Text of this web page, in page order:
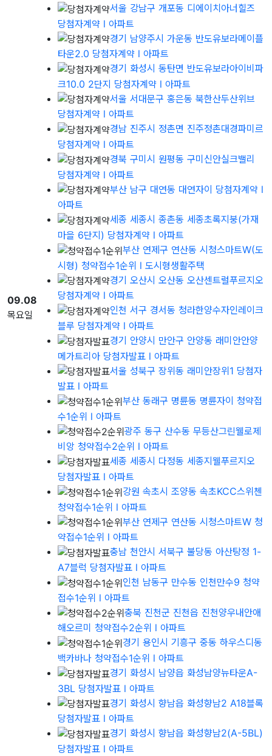
09.08
목요일
서울 강남구 개포동 디에이치아너힐즈
당첨자계약 l 아파트
경기 남양주시 가운동 반도유보라메이플
타운2.0 당첨자계약 l 아파트
경기 화성시 동탄면 반도유보라아이비파
크10.0 2단지 당첨자계약 l 아파트
서울 서대문구 홍은동 북한산두산위브
당첨자계약 l 아파트
경남 진주시 정촌면 진주정촌대경파미르
당첨자계약 l 아파트
경북 구미시 원평동 구미신안실크밸리
당첨자계약 l 아파트
부산 남구 대연동 대연자이 당첨자계약 l
아파트
세종 세종시 종촌동 세종초록지붕(가재
마을 6단지) 당첨자계약 l 아파트
부산 연제구 연산동 시청스마트W(도
시형) 청약접수1순위 l 도시형생활주택
경기 오산시 오산동 오산센트럴푸르지오
당첨자계약 l 아파트
인천 서구 경서동 청라한양수자인레이크
블루 당첨자계약 l 아파트
경기 안양시 만안구 안양동 래미안안양
메가트리아 당첨자발표 l 아파트
서울 성북구 장위동 래미안장위1 당첨자
발표 l 아파트
부산 동래구 명륜동 명륜자이 청약접
수1순위 l 아파트
광주 동구 산수동 무등산그린웰로제
비앙 청약접수2순위 l 아파트
세종 세종시 다정동 세종지웰푸르지오
당첨자발표 l 아파트
강원 속초시 조양동 속초KCC스위첸
청약접수1순위 l 아파트
부산 연제구 연산동 시청스마트W 청
약접수1순위 l 아파트
충남 천안시 서북구 불당동 아산탕정 1-
A7블럭 당첨자발표 l 아파트
인천 남동구 만수동 인천만수9 청약
접수1순위 l 아파트
충북 진천군 진천읍 진천양우내안애
해오르미 청약접수2순위 l 아파트
경기 용인시 기흥구 중동 하우스디동
백카바나 청약접수1순위 l 아파트
경기 화성시 남양읍 화성남양뉴타운A-
3BL 당첨자발표 l 아파트
경기 화성시 향남읍 화성향남2 A18블록
당첨자발표 l 아파트
경기 화성시 향남읍 화성향남2(A-5BL)
당첨자발표 l 아파트